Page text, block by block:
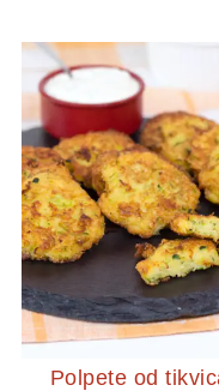
Polpete od